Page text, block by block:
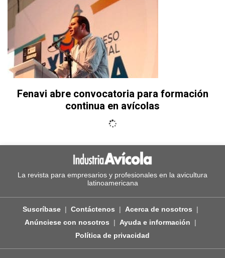
Fenavi abre convocatoria para formación
continua en avícolas
La revista para empresarios y profesionales en la avicultura
latinoamericana
Suscríbase Contáctenos
Acerca de nosotros
Anúnciese con nosotros
Ayuda e información
Política de privacidad